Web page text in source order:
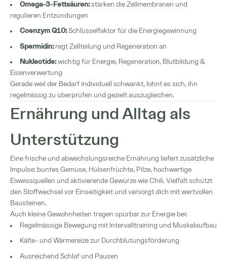
Omega-3-Fettsäuren:stärken die Zellmembranen und
regulieren Entzündungen
Coenzym Q10:Schlüsselfaktor für die Energiegewinnung
Spermidin:regt Zellteilung und Regeneration an
Nukleotide:wichtig für Energie, Regeneration, Blutbildung &
Eisenverwertung
Gerade weil der Bedarf individuell schwankt, lohnt es sich, ihn
regelmässig zu überprüfen und gezielt auszugleichen.
Ernährung und Alltag als
Unterstützung
Eine frische und abwechslungsreiche Ernährung liefert zusätzliche
Impulse: buntes Gemüse, Hülsenfrüchte, Pilze, hochwertige
Eiweissquellen und aktivierende Gewürze wie Chili. Vielfalt schützt
den Stoffwechsel vor Einseitigkeit und versorgt dich mit wertvollen
Bausteinen.
Auch kleine Gewohnheiten tragen spürbar zur Energie bei:
Regelmässige Bewegung mit Intervalltraining und Muskelaufbau
Kälte- und Wärmereize zur Durchblutungsförderung
Ausreichend Schlaf und Pausen